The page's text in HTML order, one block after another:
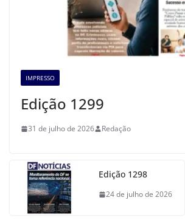
IMPRESSO
Edição 1299
31 de julho de 2026 Redação
Edição 1298
24 de julho de 2026